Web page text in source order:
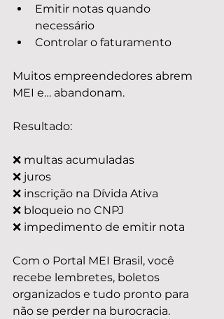
Emitir notas quando
necessário
Controlar o faturamento
Muitos empreendedores abrem
MEI e… abandonam.
Resultado:
❌ multas acumuladas
❌ juros
❌ inscrição na Dívida Ativa
❌ bloqueio no CNPJ
❌ impedimento de emitir nota
Com o Portal MEI Brasil, você
recebe lembretes, boletos
organizados e tudo pronto para
não se perder na burocracia.